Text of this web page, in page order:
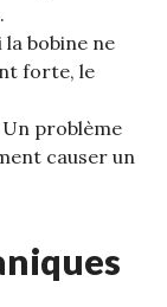
la bobine ne
forte‚ le
Un problème
causer un